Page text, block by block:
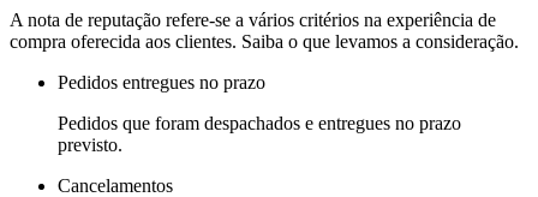
A nota de reputação refere-se a vários critérios na experiência de
compra oferecida aos clientes. Saiba o que levamos a consideração.
Pedidos entregues no prazo
Pedidos que foram despachados e entregues no prazo
previsto.
Cancelamentos